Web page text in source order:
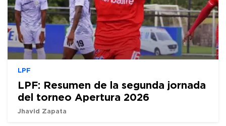
LPF
LPF: Resumen de la segunda jornada
del torneo Apertura 2026
Jhavid Zapata